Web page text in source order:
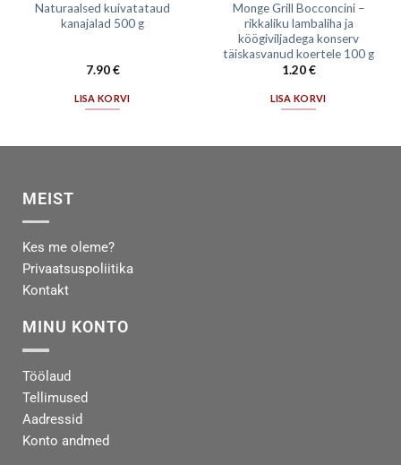
Naturaalsed kuivatataud
kanajalad 500 g
7.90€
LISA KORVI
Monge Grill Bocconcini –
rikkaliku lambaliha ja
köögiviljadega konserv
täiskasvanud koertele 100 g
1.20€
LISA KORVI
MEIST
Kes me oleme?
Privaatsuspoliitika
Kontakt
MINU KONTO
Töölaud
Tellimused
Aadressid
Konto andmed